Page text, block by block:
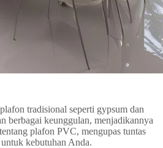
tradisional seperti gypsum dan
berbagai keunggulan, menjadikannya
plafon PVC, mengupas tuntas
kebutuhan Anda.